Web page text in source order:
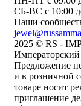
СБ-ВС с 10:00
Наши
2025 © RS -
Предложение
и в розничной
товаре носит
приглашение